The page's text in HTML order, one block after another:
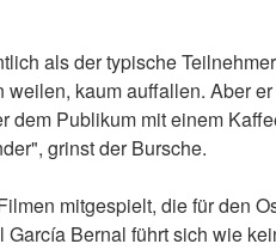
als der typische
kaum auffallen. Aber
Publikum mit einem
grinst der Bursche.
mitgespielt, die für den
Bernal führt sich wie